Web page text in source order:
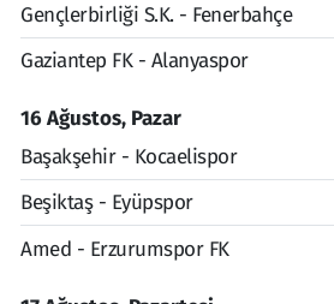
Gençlerbirliği S.K. - Fenerbahçe
Gaziantep FK - Alanyaspor
16 Ağustos, Pazar
Başakşehir - Kocaelispor
Beşiktaş - Eyüpspor
Amed - Erzurumspor FK